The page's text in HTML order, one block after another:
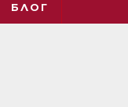
БЛОГ